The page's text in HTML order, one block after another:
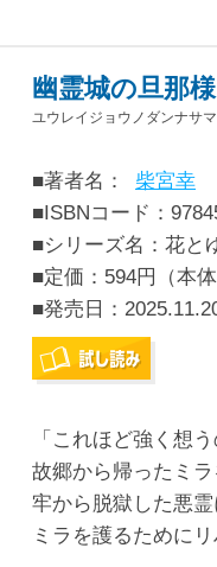
幽霊城の旦那
ユウレイジョウノダンナサ
■著者名：
柴宮幸
■ISBNコード：
■シリーズ名：花と
■定価：594円（本
■発売日：
「これほど強く想
故郷から帰ったミ
牢から脱獄した悪
ミラを護るために